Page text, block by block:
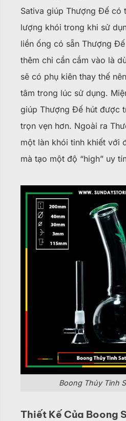
Sativa giúp Thượng Đế có
lượng khói trong khi sử
liền ống có sẵn Thượng
thêm chỉ cần cắm vào là
sẽ có phụ kiên thay thế
tâm trong lúc sử dụng.
giúp Thượng Đế hút được
trọn vẹn hơn. Ngoài ra
một làn khói tinh khiết với
mà tạo một độ “high” uy
Boong Thủy Tinh
Thiết Kế Của Boong